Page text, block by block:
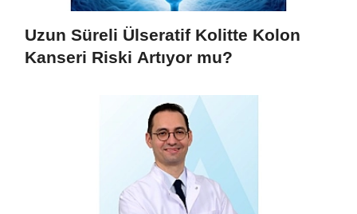
Uzun Süreli Ülseratif Kolitte Kolon
Kanseri Riski Artıyor mu?